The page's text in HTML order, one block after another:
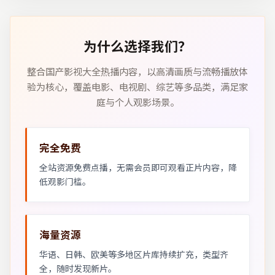
为什么选择我们？
整合国产影视大全热播内容，以高清画质与流畅播放体
验为核心，覆盖电影、电视剧、综艺等多品类，满足家
庭与个人观影场景。
完全免费
全站资源免费点播，无需会员即可观看正片内容，降
低观影门槛。
海量资源
华语、日韩、欧美等多地区片库持续扩充，类型齐
全，随时发现新片。